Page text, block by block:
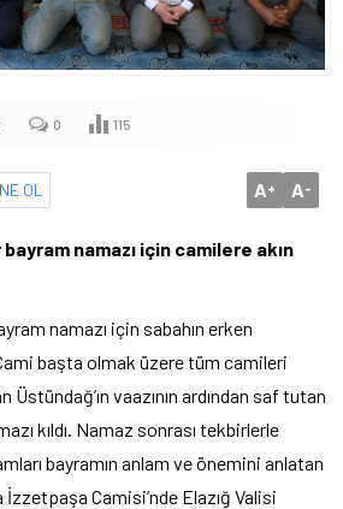
0 115
OL A+ A-
bayram namazı için camilere akın
namazı için sabahın erken
başta olmak üzere tüm camileri
vaazının ardından saf tutan
kıldı. Namaz sonrası tekbirlerle
bayramın anlam ve önemini anlatan
Camisi’nde Elazığ Valisi